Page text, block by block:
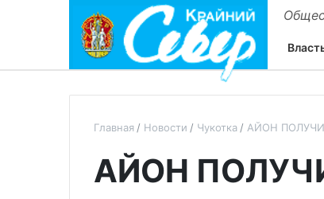
Главная Новости Чукотка АЙОН
АЙОН